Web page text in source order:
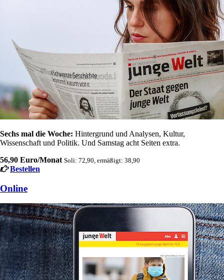
Sechs mal die Woche: Hintergrund und Analysen, Kultur,
Wissenschaft und Politik. Und Samstag acht Seiten extra.
56,90 Euro/Monat Soli: 72,90, ermäßigt: 38,90
Bestellen
Online